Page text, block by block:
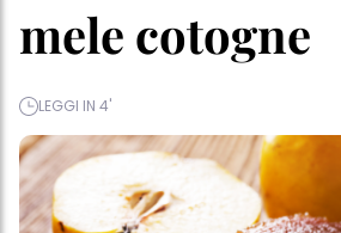
mele cotogne
LEGGI IN 4'